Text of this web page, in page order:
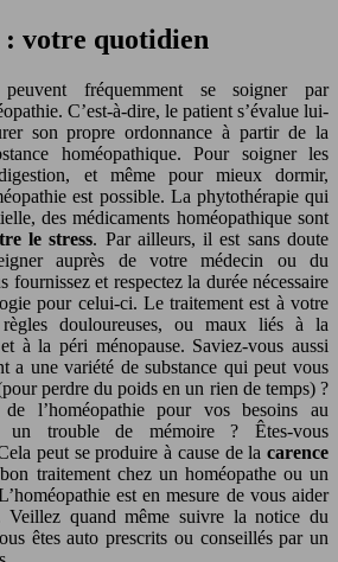
: votre quotidien
fréquemment se soigner par
C’est-à-dire, le patient s’évalue lui-
son propre ordonnance à partir de la
homéopathique. Pour soigner les
et même pour mieux dormir,
est possible. La phytothérapie qui
des médicaments homéopathique sont
le stress. Par ailleurs, il est sans doute
auprès de votre médecin ou du
fournissez et respectez la durée nécessaire
pour celui-ci. Le traitement est à votre
douloureuses, ou maux liés à la
à la péri ménopause. Saviez-vous aussi
a une variété de substance qui peut vous
perdre du poids en un rien de temps) ?
l’homéopathie pour vos besoins au
un trouble de mémoire ? Êtes-vous
peut se produire à cause de la carence
traitement chez un homéopathe ou un
est en mesure de vous aider
quand même suivre la notice du
êtes auto prescrits ou conseillés par un